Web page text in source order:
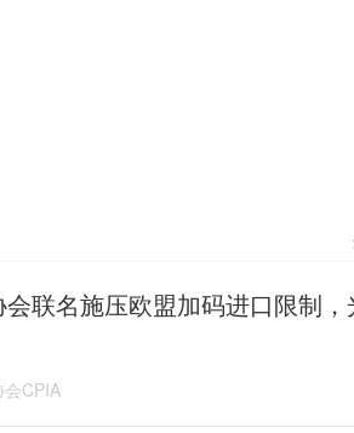
联名施压欧盟加码进口限制
CPIA